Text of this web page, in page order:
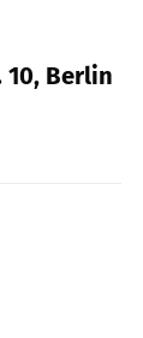
10, Berlin